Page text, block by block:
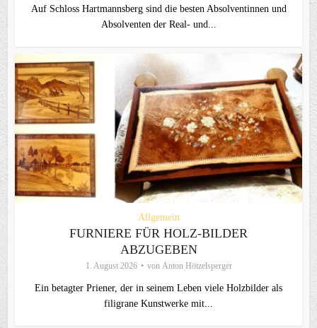
Auf Schloss Hartmannsberg sind die besten Absolventinnen und
Absolventen der Real- und...
Allgemein
FURNIERE FÜR HOLZ-BILDER
ABZUGEBEN
1. August 2026 von Anton Hötzelsperger
Ein betagter Priener, der in seinem Leben viele Holzbilder als
filigrane Kunstwerke mit...